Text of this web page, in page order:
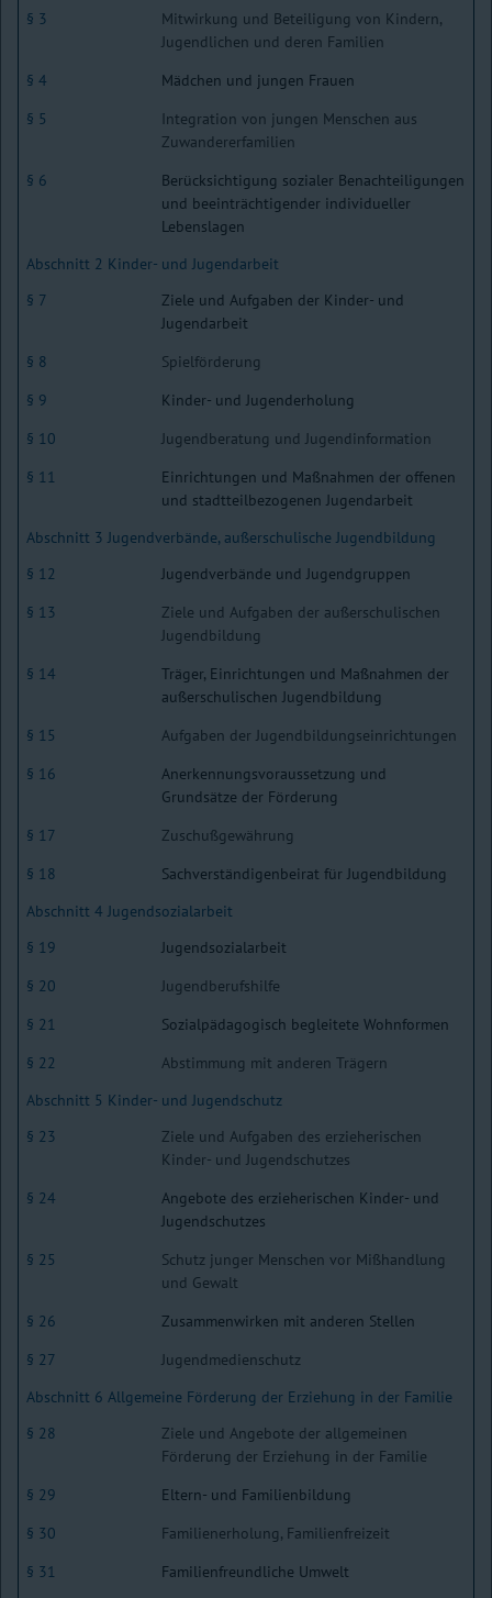
§ 3
Mitwirkung und Beteiligung von Kindern,
Jugendlichen und deren Familien
§ 4
Mädchen und jungen Frauen
§ 5
Integration von jungen Menschen aus
Zuwandererfamilien
§ 6
Berücksichtigung sozialer Benachteiligungen
und beeinträchtigender individueller
Lebenslagen
Abschnitt 2 Kinder- und Jugendarbeit
§ 7
Ziele und Aufgaben der Kinder- und
Jugendarbeit
§ 8
Spielförderung
§ 9
Kinder- und Jugenderholung
§ 10
Jugendberatung und Jugendinformation
§ 11
Einrichtungen und Maßnahmen der offenen
und stadtteilbezogenen Jugendarbeit
Abschnitt 3 Jugendverbände, außerschulische Jugendbildung
§ 12
Jugendverbände und Jugendgruppen
§ 13
Ziele und Aufgaben der außerschulischen
Jugendbildung
§ 14
Träger, Einrichtungen und Maßnahmen der
außerschulischen Jugendbildung
§ 15
Aufgaben der Jugendbildungseinrichtungen
§ 16
Anerkennungsvoraussetzung und
Grundsätze der Förderung
§ 17
Zuschußgewährung
§ 18
Sachverständigenbeirat für Jugendbildung
Abschnitt 4 Jugendsozialarbeit
§ 19
Jugendsozialarbeit
§ 20
Jugendberufshilfe
§ 21
Sozialpädagogisch begleitete Wohnformen
§ 22
Abstimmung mit anderen Trägern
Abschnitt 5 Kinder- und Jugendschutz
§ 23
Ziele und Aufgaben des erzieherischen
Kinder- und Jugendschutzes
§ 24
Angebote des erzieherischen Kinder- und
Jugendschutzes
§ 25
Schutz junger Menschen vor Mißhandlung
und Gewalt
§ 26
Zusammenwirken mit anderen Stellen
§ 27
Jugendmedienschutz
Abschnitt 6 Allgemeine Förderung der Erziehung in der Familie
§ 28
Ziele und Angebote der allgemeinen
Förderung der Erziehung in der Familie
§ 29
Eltern- und Familienbildung
§ 30
Familienerholung, Familienfreizeit
§ 31
Familienfreundliche Umwelt